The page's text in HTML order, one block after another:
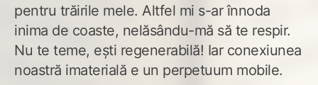
pentru trăirile mele. Altfel mi s-ar înnoda
inima de coaste, nelăsându-mă să te respir.
Nu te teme, ești regenerabilă! Iar conexiunea
noastră imaterială e un perpetuum mobile.